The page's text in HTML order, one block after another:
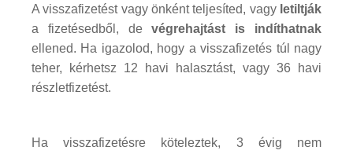
A visszafizetést vagy önként teljesíted, vagy letiltják
a fizetésedből, devégrehajtást is indíthatnak
ellened. Ha igazolod, hogy a visszafizetés túl nagy
teher, kérhetsz 12 havi halasztást, vagy 36 havi
részletfizetést.
Ha visszafizetésre köteleztek, 3 évig nem